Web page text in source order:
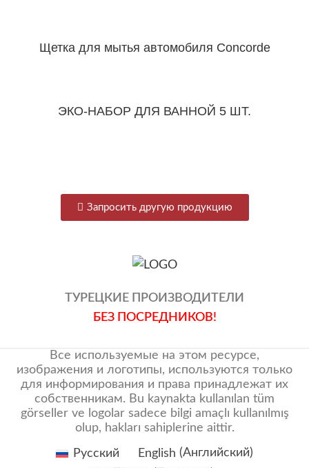
Щетка для мытья автомобиля Concorde
ЭКО-НАБОР ДЛЯ ВАННОЙ 5 ШТ.
Запросить другую продукцию
ТУРЕЦКИЕ ПРОИЗВОДИТЕЛИ
БЕЗ ПОСРЕДНИКОВ!
Все используемые на этом ресурсе,
изображения и логотипы, используются только
для информирования и права принадлежат их
собственникам. Bu kaynakta kullanılan tüm
görseller ve logolar sadece bilgi amaçlı kullanılmış
olup, hakları sahiplerine aittir.
Русский English (Английский)